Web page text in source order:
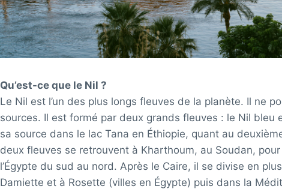
Qu’est-ce que le Nil ?
Le Nil est l’un des plus longs fleuves de la planète. Il ne
sources. Il est formé par deux grands fleuves : le Nil bleu
sa source dans le lac Tana en Éthiopie, quant au
deux fleuves se retrouvent à Kharthoum, au Soudan,
l’Égypte du sud au nord. Après le Caire, il se divise en
Damiette et à Rosette (villes en Égypte) puis dans la